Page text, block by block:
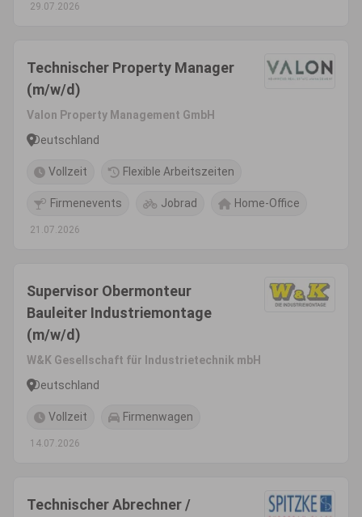
29.07.2026
Technischer Property Manager
(m/w/d)
Valon Property Management GmbH
Deutschland
Vollzeit Flexible Arbeitszeiten
Firmenevents Jobrad Home-Office
21.07.2026
Supervisor Obermonteur
Bauleiter Industriemontage
(m/w/d)
W&K Gesellschaft für Industrietechnik mbH
Deutschland
Vollzeit Firmenwagen
14.07.2026
Technischer Abrechner /